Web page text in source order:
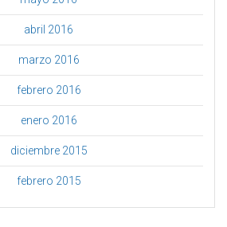
abril 2016
marzo 2016
febrero 2016
enero 2016
diciembre 2015
febrero 2015